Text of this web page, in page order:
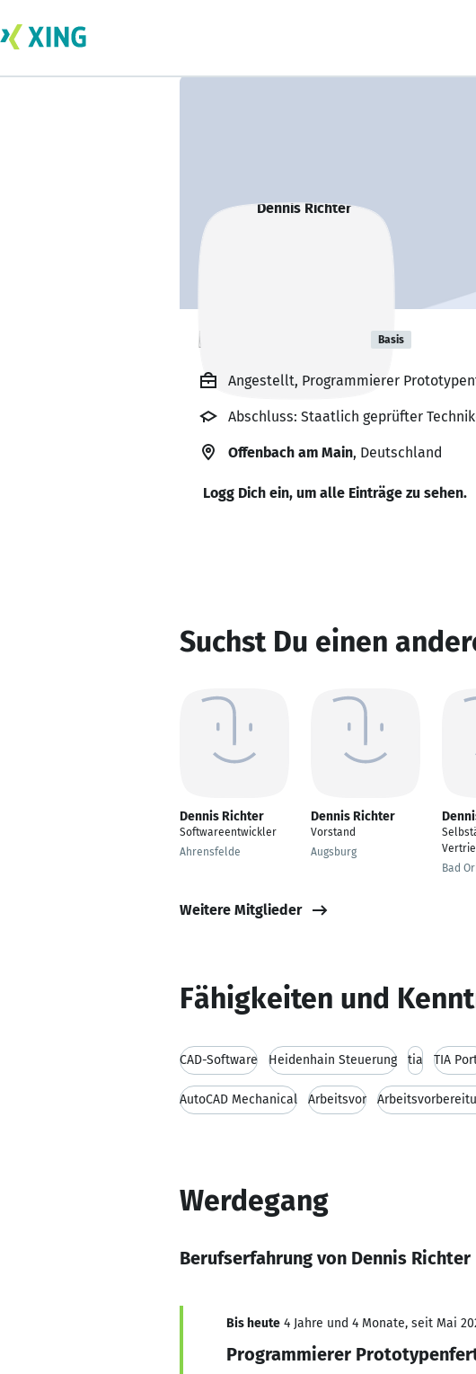
Dennis Richter Basis
Angestellt, Programmierer
Abschluss: Staatlich geprüfter
Offenbach am Main, Deutschland
Logg Dich ein, um alle Einträge zu sehen.
Suchst Du einen
Dennis Richter
Softwareentwickler
Ahrensfelde
Dennis Richter
Vorstand
Augsburg
Bad
Weitere Mitglieder
Fähigkeiten und
CAD-Software Heidenhain Steuerung tia TIA
AutoCAD Mechanical Arbeitsvor
Werdegang
Berufserfahrung von Dennis Richter
Bis heute 4 Jahre und 4 Monate, seit Mai
Programmierer